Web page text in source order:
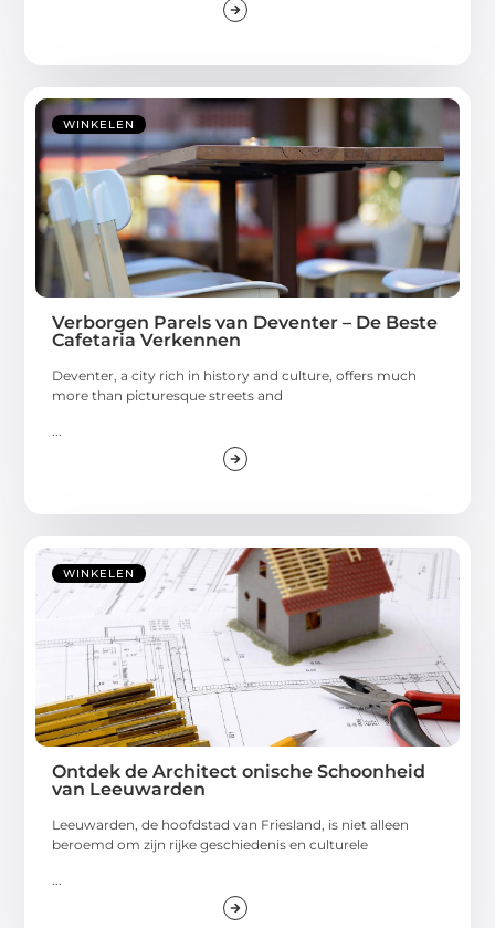
WINKELEN
Verborgen Parels van Deventer – De Beste
Cafetaria Verkennen
Deventer, a city rich in history and culture, offers much
more than picturesque streets and
...
WINKELEN
Ontdek de Architect onische Schoonheid
van Leeuwarden
Leeuwarden, de hoofdstad van Friesland, is niet alleen
beroemd om zijn rijke geschiedenis en culturele
...